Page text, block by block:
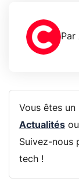
Par
Vous êtes
Actualitésou
Suivez-nous
tech !